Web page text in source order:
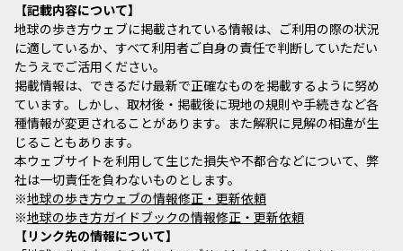
記載内容について
地球の歩き方ウェブに掲載されている情報は、ご利用の際の状況
に適しているか、すべて利用者ご自身の責任で判断していただい
たうえでご活用ください。
掲載情報は、できるだけ最新で正確なものを掲載するように努め
ています。しかし、取材後・掲載後に現地の規則や手続きなど各
種情報が変更されることがあります。また解釈に見解の相違が生
じることもあります。
本ウェブサイトを利用して生じた損失や不都合などについて、弊
社は一切責任を負わないものとします。
※地球の歩き方ウェブの情報修正・更新依頼
※地球の歩き方ガイドブックの情報修正・更新依頼
リンク先の情報について